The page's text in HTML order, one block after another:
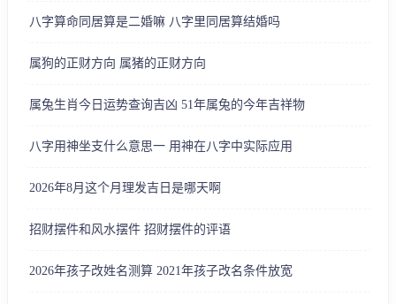
八字算命同居算是二婚嘛 八字里同居算结婚吗
属狗的正财方向 属猪的正财方向
属兔生肖今日运势查询吉凶 51年属兔的今年吉祥物
八字用神坐支什么意思一 用神在八字中实际应用
2026年8月这个月理发吉日是哪天啊
招财摆件和风水摆件 招财摆件的评语
2026年孩子改姓名测算 2021年孩子改名条件放宽